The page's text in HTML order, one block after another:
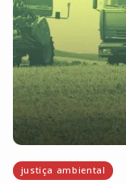
justiça ambiental